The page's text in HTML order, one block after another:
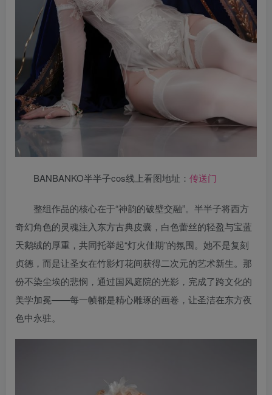
BANBANKO半半子cos线上看图地址： 传送门
整组作品的核心在于“神韵的破壁交融”。半半子将西方
奇幻角色的灵魂注入东方古典皮囊，白色蕾丝的轻盈与宝蓝
天鹅绒的厚重，共同托举起“灯火佳期”的氛围。她不是复刻
贞德，而是让圣女在竹影灯花间获得二次元的艺术新生。那
份不染尘埃的悲悯，通过国风庭院的光影，完成了跨文化的
美学加冕——每一帧都是精心雕琢的画卷，让圣洁在东方夜
色中永驻。